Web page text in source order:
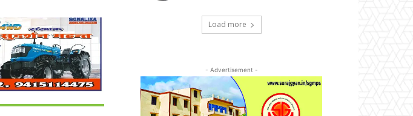
Load more
- Advertisement -